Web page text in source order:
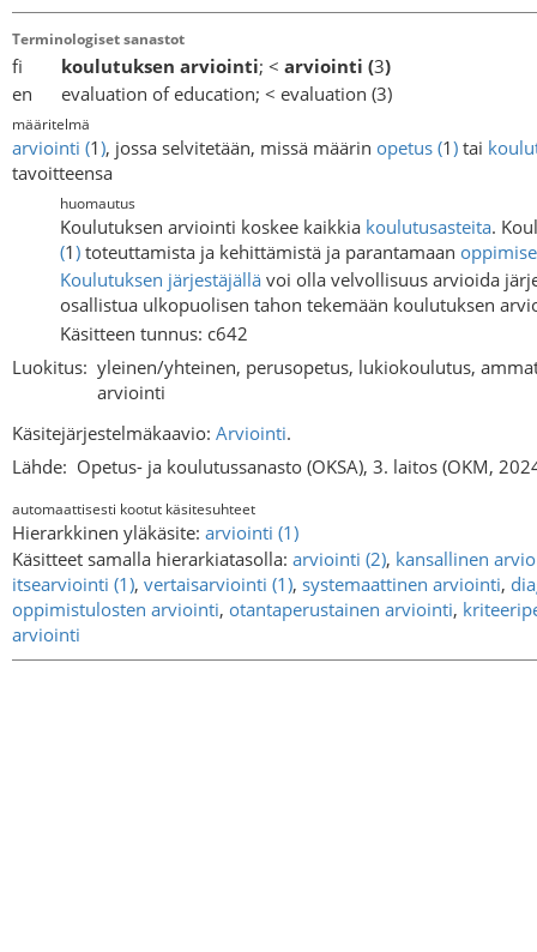
Terminologiset sanastot
fi koulutuksen arviointi; < arviointi (3)
en evaluation of education; < evaluation (3)
määritelmä
arviointi (1), jossa selvitetään, missä määrin opetus (1) tai
tavoitteensa
huomautus
Koulutuksen arviointi koskee kaikkia koulutusasteita.
(1) toteuttamista ja kehittämistä ja parantamaan
Koulutuksen järjestäjällä voi olla velvollisuus arvioida
osallistua ulkopuolisen tahon tekemään koulutuksen
Käsitteen tunnus: c642
Luokitus: yleinen/yhteinen, perusopetus, lukiokoulutus,
arviointi
Käsitejärjestelmäkaavio: Arviointi.
Lähde: Opetus- ja koulutussanasto (OKSA), 3. laitos (OKM,
automaattisesti kootut käsitesuhteet
Hierarkkinen yläkäsite: arviointi (1)
Käsitteet samalla hierarkiatasolla: arviointi (2), kansallinen
itsearviointi (1), vertaisarviointi (1), systemaattinen arviointi,
oppimistulosten arviointi, otantaperustainen arviointi,
arviointi